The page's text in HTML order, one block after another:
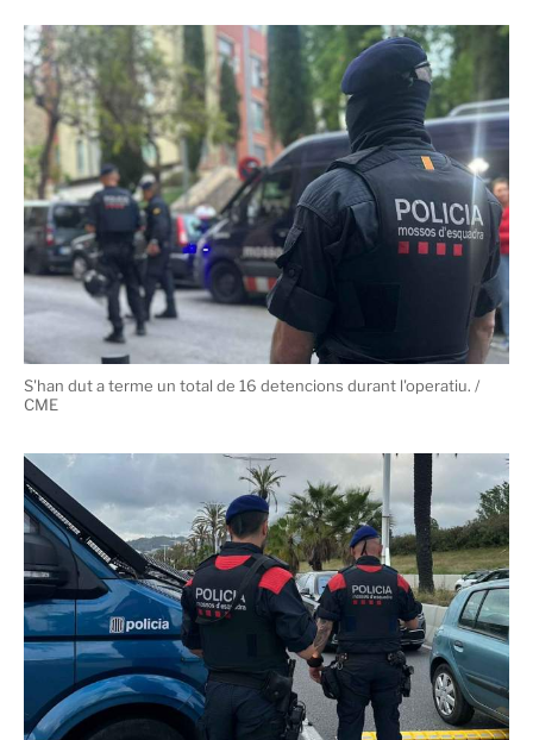
S'han dut a terme un total de 16 detencions durant l'operatiu. /
CME